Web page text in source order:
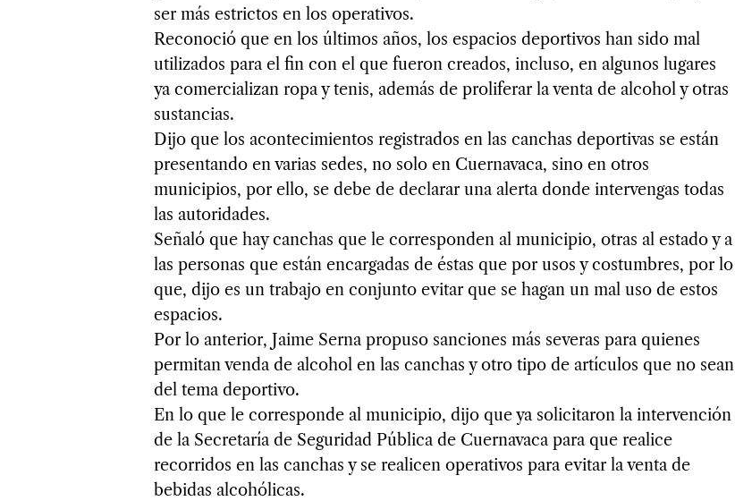
ser más estrictos en los operativos.
Reconoció que en los últimos años, los espacios deportivos han sido mal
utilizados para el fin con el que fueron creados, incluso, en algunos lugares
ya comercializan ropa y tenis, además de proliferar la venta de alcohol y otras
sustancias.
Dijo que los acontecimientos registrados en las canchas deportivas se están
presentando en varias sedes, no solo en Cuernavaca, sino en otros
municipios, por ello, se debe de declarar una alerta donde intervengas todas
las autoridades.
Señaló que hay canchas que le corresponden al municipio, otras al estado y a
las personas que están encargadas de éstas que por usos y costumbres, por lo
que, dijo es un trabajo en conjunto evitar que se hagan un mal uso de estos
espacios.
Por lo anterior, Jaime Serna propuso sanciones más severas para quienes
permitan venda de alcohol en las canchas y otro tipo de artículos que no sean
del tema deportivo.
En lo que le corresponde al municipio, dijo que ya solicitaron la intervención
de la Secretaría de Seguridad Pública de Cuernavaca para que realice
recorridos en las canchas y se realicen operativos para evitar la venta de
bebidas alcohólicas.